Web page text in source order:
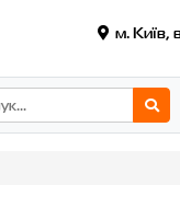
м. Київ,